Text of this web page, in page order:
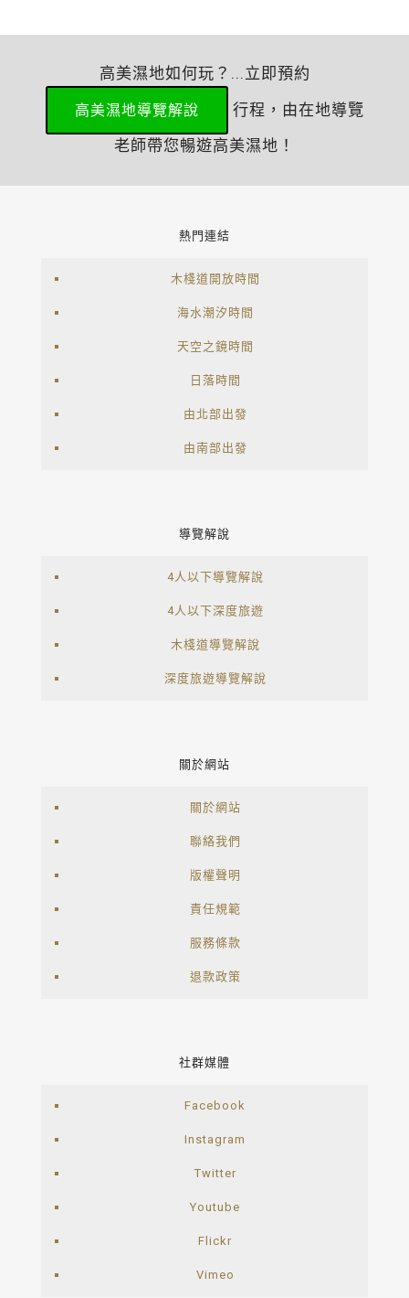
高美濕地如何玩？...立即預約
高美濕地導覽解說
行程，由在地導覽
老師帶您暢遊高美濕地！
熱門連結
木棧道開放時間
海水潮汐時間
天空之鏡時間
日落時間
由北部出發
由南部出發
導覽解說
4人以下導覽解說
4人以下深度旅遊
木棧道導覽解說
深度旅遊導覽解說
關於網站
關於網站
聯絡我們
版權聲明
責任規範
服務條款
退款政策
社群媒體
Facebook
Instagram
Twitter
Youtube
Flickr
Vimeo